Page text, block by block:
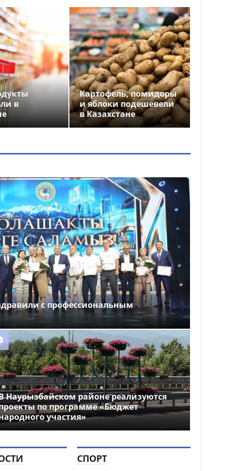
в
Картофель, помидоры
и яблоки подешевели
в Казахстане
с профессиональным
Наурызбайском районе реализуются
по программе «Бюджет
участия»
СПОРТ